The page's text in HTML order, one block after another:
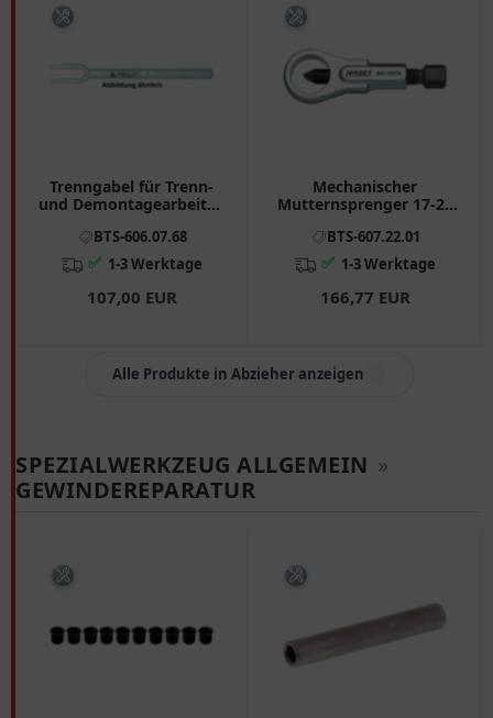
Trenngabel für Trenn-
und Demontagearbeiten
BTS-606.07.68
✅ 1-3 Werktage
107,00 EUR
Mechanischer
Mutternsprenger 17-24
BTS-607.22.01
✅ 1-3 Werktage
166,77 EUR
Alle Produkte in Abzieher anzeigen
SPEZIALWERKZEUG ALLGEMEIN »
GEWINDEREPARATUR